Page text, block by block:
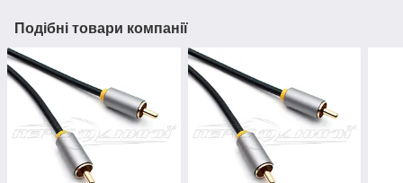
Подібні товари компанії